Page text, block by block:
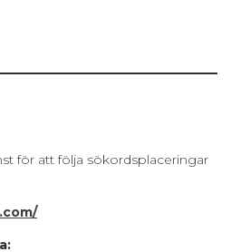
för att följa sökordsplaceringar